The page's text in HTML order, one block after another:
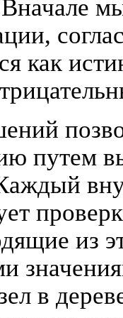
как
путем
из
в